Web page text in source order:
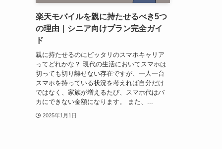
楽天モバイルを親に持たせるべき5つ
の理由｜シニア向けプラン完全ガイ
ド
親に持たせるのにピッタリのスマホキャリア
ってどれかな？ 現代の生活においてスマホは
切っても切り離せない存在ですが、一人一台
スマホを持っている状況を考えれば自分だけ
ではなく、家族が増えるたび、スマホ代はバ
カにできない金額になります。 また、...
2025年1月1日